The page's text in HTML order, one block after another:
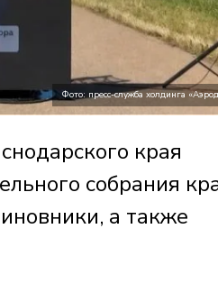
Фото: пресс-служба холдинга
края
собрания
а также